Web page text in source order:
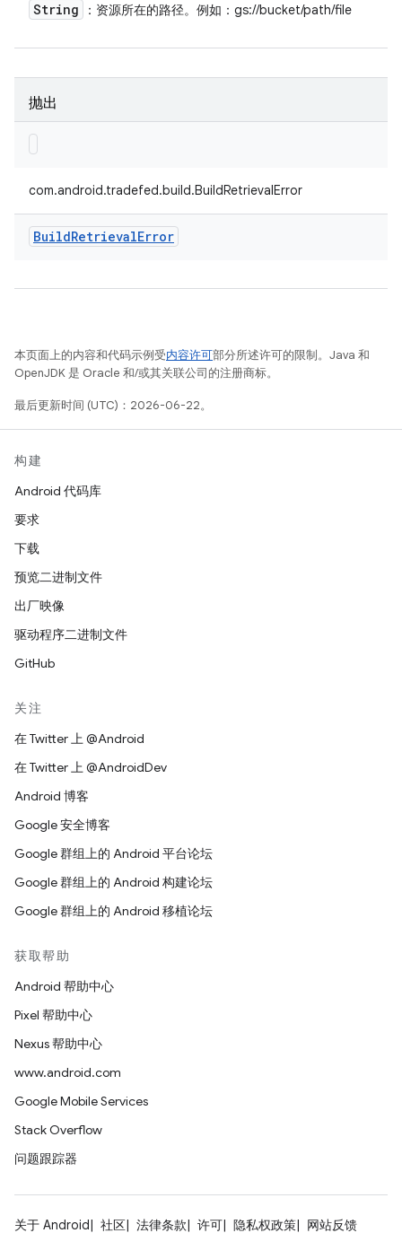
String ：资源所在的路径。例如：gs://bucket/path/file
抛出
com.android.tradefed.build.BuildRetrievalError
BuildRetrievalError
本页面上的内容和代码示例受内容许可部分所述许可的限制。Java 和
OpenJDK 是 Oracle 和/或其关联公司的注册商标。
最后更新时间 (UTC)：2026-06-22。
构建
Android 代码库
要求
下载
预览二进制文件
出厂映像
驱动程序二进制文件
GitHub
关注
在 Twitter 上 @Android
在 Twitter 上 @AndroidDev
Android 博客
Google 安全博客
Google 群组上的 Android 平台论坛
Google 群组上的 Android 构建论坛
Google 群组上的 Android 移植论坛
获取帮助
Android 帮助中心
Pixel 帮助中心
Nexus 帮助中心
www.android.com
Google Mobile Services
Stack Overflow
问题跟踪器
关于 Android 社区 法律条款 许可 隐私权政策 网站反馈